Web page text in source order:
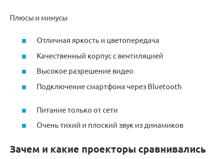
Плюсы и минусы
Отличная яркость и цветопередача
Качественный корпус с вентиляцией
Высокое разрешение видео
Подключение смартфона через Bluetooth
Питание только от сети
Очень тихий и плоский звук из динамиков
Зачем и какие проекторы сравнивались